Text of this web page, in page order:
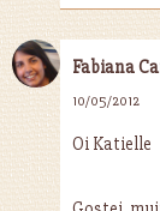
Fabiana
10/05/2012
Oi Katielle